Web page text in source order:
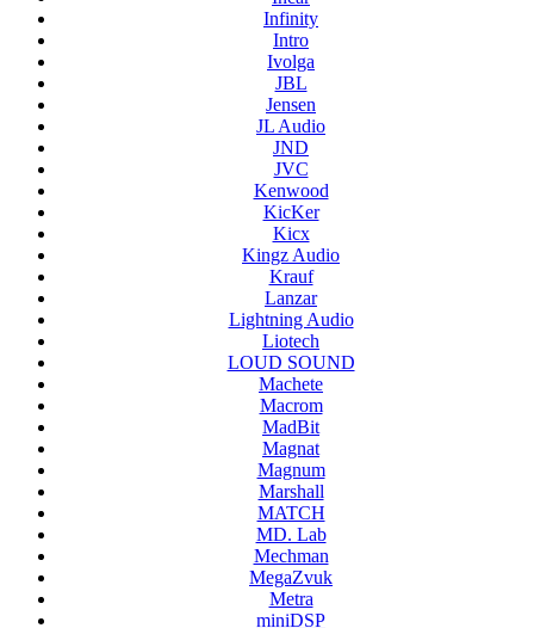
Infinity
Intro
Ivolga
JBL
Jensen
JL Audio
JND
JVC
Kenwood
KicKer
Kicx
Kingz Audio
Krauf
Lanzar
Lightning Audio
Liotech
LOUD SOUND
Machete
Macrom
MadBit
Magnat
Magnum
Marshall
MATCH
MD. Lab
Mechman
MegaZvuk
Metra
miniDSP